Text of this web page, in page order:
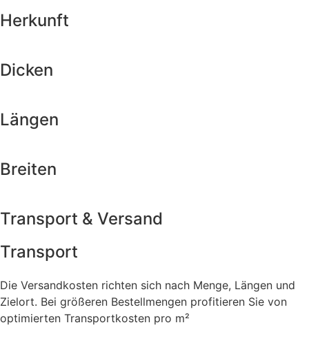
Herkunft
Dicken
Längen
Breiten
Transport & Versand
Transport
Die Versandkosten richten sich nach Menge, Längen und
Zielort. Bei größeren Bestellmengen profitieren Sie von
optimierten Transportkosten pro m²